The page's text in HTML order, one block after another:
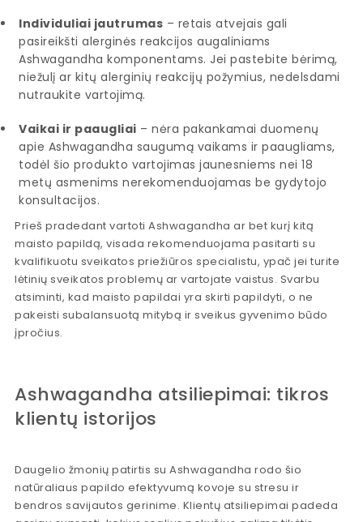
Individuliai jautrumas – retais atvejais gali
pasireikšti alerginės reakcijos augaliniams
Ashwagandha komponentams. Jei pastebite bėrimą,
niežulį ar kitų alerginių reakcijų požymius, nedelsdami
nutraukite vartojimą.
Vaikai ir paaugliai – nėra pakankamai duomenų
apie Ashwagandha saugumą vaikams ir paaugliams,
todėl šio produkto vartojimas jaunesniems nei 18
metų asmenims nerekomenduojamas be gydytojo
konsultacijos.
Prieš pradedant vartoti Ashwagandha ar bet kurį kitą
maisto papildą, visada rekomenduojama pasitarti su
kvalifikuotu sveikatos priežiūros specialistu, ypač jei turite
lėtinių sveikatos problemų ar vartojate vaistus. Svarbu
atsiminti, kad maisto papildai yra skirti papildyti, o ne
pakeisti subalansuotą mitybą ir sveikus gyvenimo būdo
įpročius.
Ashwagandha atsiliepimai: tikros
klientų istorijos
Daugelio žmonių patirtis su Ashwagandha rodo šio
natūraliaus papildo efektyvumą kovoje su stresu ir
bendros savijautos gerinime. Klientų atsiliepimai padeda